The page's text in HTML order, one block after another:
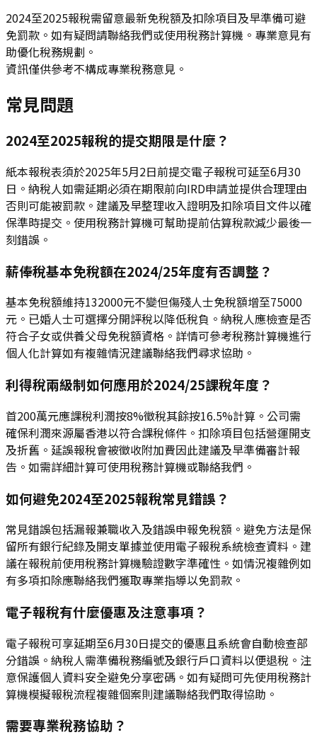
2024至2025報稅需留意最新免稅額及扣除項目及早準備可避
免罰款。如有疑問請聯絡我們或使用稅務計算機。專業意見有
助優化稅務規劃。
資訊僅供參考不構成專業稅務意見。
常見問題
2024至2025報稅的提交期限是什麼？
紙本報稅表須於2025年5月2日前提交電子報稅可延至6月30
日。納稅人如需延期必須在期限前向IRD申請並提供合理理由
否則可能被罰款。建議及早整理收入證明及扣除項目文件以確
保準時提交。使用稅務計算機可幫助提前估算稅款減少最後一
刻錯誤。
薪俸稅基本免稅額在2024/25年度有否調整？
基本免稅額維持132000元不變但傷殘人士免稅額增至75000
元。已婚人士可選擇分開評稅以降低稅負。納稅人應檢查是否
符合子女或供養父母免稅額資格。詳情可參考稅務計算機進行
個人化計算如有複雜情況建議聯絡我們尋求協助。
利得稅兩級制如何應用於2024/25課稅年度？
首200萬元應課稅利潤按8%徵稅其餘按16.5%計算。公司需
確保利潤來源屬香港以符合課稅條件。扣除項目包括營運開支
及折舊。延誤報稅會被徵收附加費因此建議及早準備審計報
告。如需詳細計算可使用稅務計算機或聯絡我們。
如何避免2024至2025報稅常見錯誤？
常見錯誤包括漏報兼職收入及錯誤申報免稅額。避免方法是保
留所有銀行紀錄及開支單據並使用電子報稅系統檢查資料。建
議在報稅前使用稅務計算機驗證數字準確性。如情況複雜例如
有多項扣除應聯絡我們獲取專業指導以免罰款。
電子報稅有什麼優惠及注意事項？
電子報稅可享延期至6月30日提交的優惠且系統會自動檢查部
分錯誤。納稅人需準備稅務編號及銀行戶口資料以便退稅。注
意保護個人資料安全避免分享密碼。如有疑問可先使用稅務計
算機模擬報稅流程複雜個案則建議聯絡我們取得協助。
需要專業稅務協助？